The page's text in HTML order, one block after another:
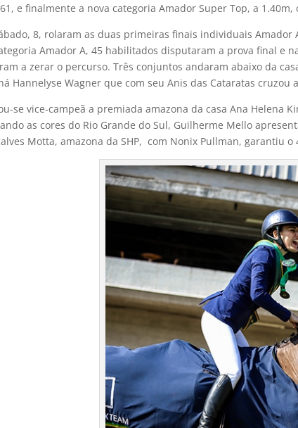
e finalmente a nova categoria Amador Super Top, a
8, rolaram as duas primeiras finais individuais
Amador A, 45 habilitados disputaram a prova final e
a zerar o percurso. Três conjuntos andaram abaixo da
Hannelyse Wagner que com seu Anis das Cataratas cruzou
se vice-campeã a premiada amazona da casa Ana Helena
as cores do Rio Grande do Sul, Guilherme Mello
Motta, amazona da SHP, com Nonix Pullman, garantiu o